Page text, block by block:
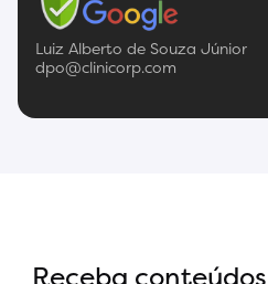
Luiz Alberto de Souza Júnior
dpo@clinicorp.com